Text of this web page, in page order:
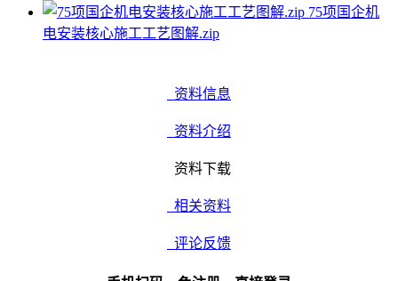
75项国企机
电安装核心施工工艺图解.zip
资料信息
资料介绍
资料下载
相关资料
评论反馈